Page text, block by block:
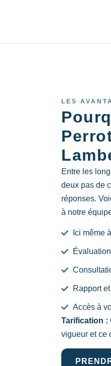
LES
Entre les
deux pas de
réponses.
à notre
Ici même
Rapport
Accès à
Tarification :
vigueur et ce